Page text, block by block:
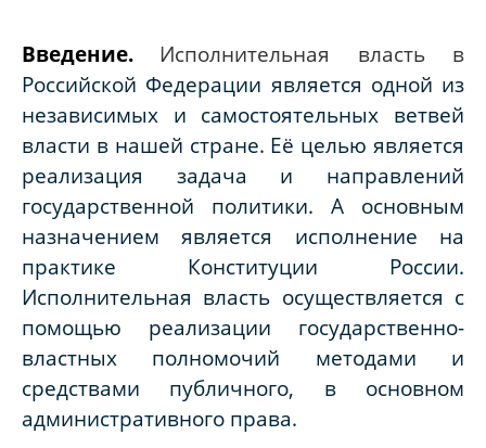
Введение.
Исполнительная власть в
Российской Федерации является одной из
независимых и самостоятельных ветвей
власти в нашей стране. Её целью является
реализация задача и направлений
государственной политики. А основным
назначением является исполнение на
практике Конституции России.
Исполнительная власть осуществляется с
помощью реализации государственно-
властных полномочий методами и
средствами публичного, в основном
административного права.